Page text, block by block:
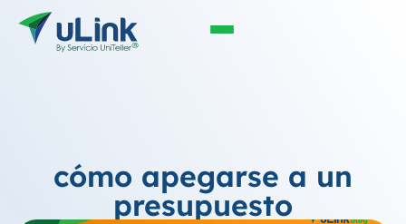
cómo apegarse a un
presupuesto